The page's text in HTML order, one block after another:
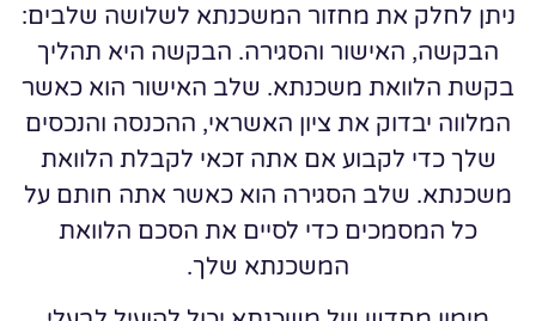
ניתן לחלק את מחזור המשכנתא לשלושה שלבים:
הבקשה, האישור והסגירה. הבקשה היא תהליך
בקשת הלוואת משכנתא. שלב האישור הוא כאשר
המלווה יבדוק את ציון האשראי, ההכנסה והנכסים
שלך כדי לקבוע אם אתה זכאי לקבלת הלוואת
משכנתא. שלב הסגירה הוא כאשר אתה חותם על
כל המסמכים כדי לסיים את הסכם הלוואת
המשכנתא שלך.